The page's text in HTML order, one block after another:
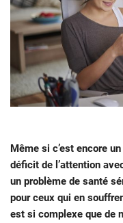
Même si c’est encore
déficit de l’attention
un problème de santé
pour ceux qui en
est si complexe que de